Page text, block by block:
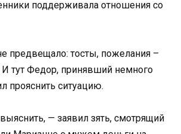
поддерживала отношения со
предвещало: тосты, пожелания –
И тут Федор, принявший немного
прояснить ситуацию.
— заявил зять, смотрящий